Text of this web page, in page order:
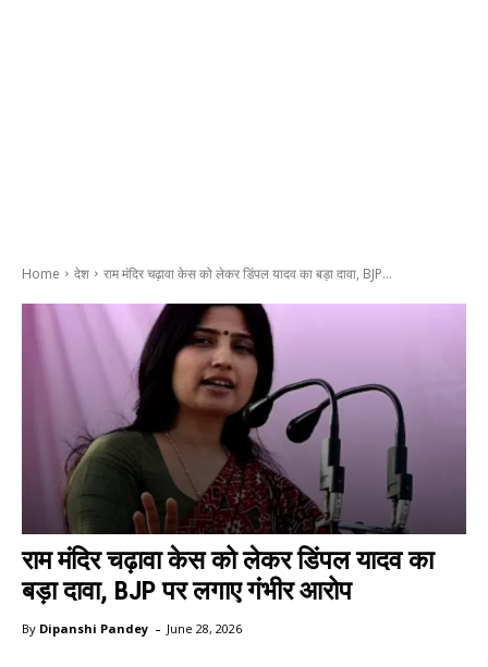
Home देश राम मंदिर चढ़ावा केस को लेकर डिंपल यादव का बड़ा दावा, BJP...
राम मंदिर चढ़ावा केस को लेकर डिंपल यादव का
बड़ा दावा, BJP पर लगाए गंभीर आरोप
By Dipanshi Pandey - June 28, 2026